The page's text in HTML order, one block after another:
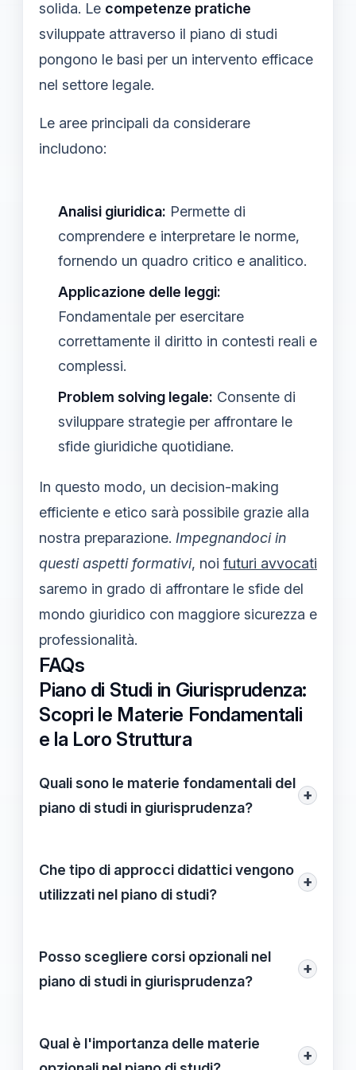
solida. Le competenze pratiche
sviluppate attraverso il piano di studi
pongono le basi per un intervento efficace
nel settore legale.
Le aree principali da considerare
includono:
Analisi giuridica: Permette di
comprendere e interpretare le norme,
fornendo un quadro critico e analitico.
Applicazione delle leggi:
Fondamentale per esercitare
correttamente il diritto in contesti reali e
complessi.
Problem solving legale: Consente di
sviluppare strategie per affrontare le
sfide giuridiche quotidiane.
In questo modo, un decision-making
efficiente e etico sarà possibile grazie alla
nostra preparazione. Impegnandoci in
questi aspetti formativi, noi futuri avvocati
saremo in grado di affrontare le sfide del
mondo giuridico con maggiore sicurezza e
professionalità.
FAQs
Piano di Studi in Giurisprudenza:
Scopri le Materie Fondamentali
e la Loro Struttura
Quali sono le materie fondamentali del
piano di studi in giurisprudenza?
+
Storia del diritto, Diritto civile, Diritto
penale, Procedura civile e penale, e Diritto
solida formazione giuridica.
Che tipo di approcci didattici vengono
utilizzati nel piano di studi?
+
integra teoria e pratica, attraverso lezioni
frontali, seminari, e tirocini, per facilitare
Posso scegliere corsi opzionali nel
piano di studi in giurisprudenza?
+
corsi opzionali in aree specifiche come
diritto della famiglia, diritto commerciale, e
Qual è l'importanza delle materie
+